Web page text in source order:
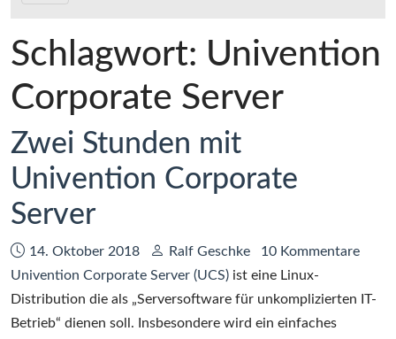
Schlagwort: Univention
Corporate Server
Zwei Stunden mit
Univention Corporate
Server
Datum:
14. Oktober 2018 Autor:
Ralf Geschke
10 Kommentare
Univention Corporate Server (UCS) ist eine Linux-
Distribution die als „Serversoftware für unkomplizierten IT-
Betrieb“ dienen soll. Insbesondere wird ein einfaches